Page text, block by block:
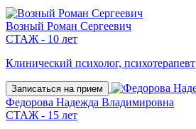
Возный Роман Сергеевич
СТАЖ - 10 лет
Клинический психолог, психотерапевт
Записаться на прием
Федорова Надежда Владимировна
СТАЖ - 15 лет